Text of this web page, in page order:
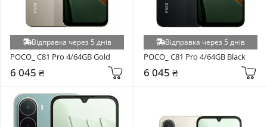
Відправка через 5 днів
POCO_ C81 Pro 4/64GB Gold
6 045 ₴
Відправка через 5 днів
POCO_ C81 Pro 4/64GB Black
6 045 ₴